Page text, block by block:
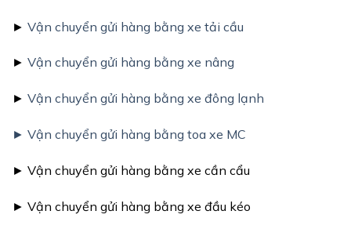
► Vận chuyển gửi hàng bằng xe tải cầu
► Vận chuyển gửi hàng bằng xe nâng
► Vận chuyển gửi hàng bằng xe đông lạnh
► Vận chuyển gửi hàng bằng toa xe MC
► Vận chuyển gửi hàng bằng xe cần cẩu
► Vận chuyển gửi hàng bằng xe đầu kéo